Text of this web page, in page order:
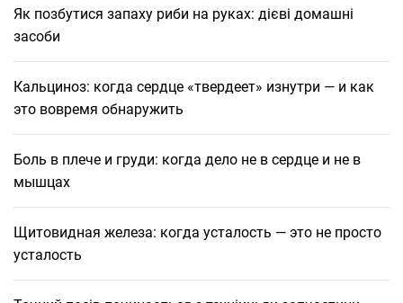
Як позбутися запаху риби на руках: дієві домашні
засоби
Кальциноз: когда сердце «твердеет» изнутри — и как
это вовремя обнаружить
Боль в плече и груди: когда дело не в сердце и не в
мышцах
Щитовидная железа: когда усталость — это не просто
усталость